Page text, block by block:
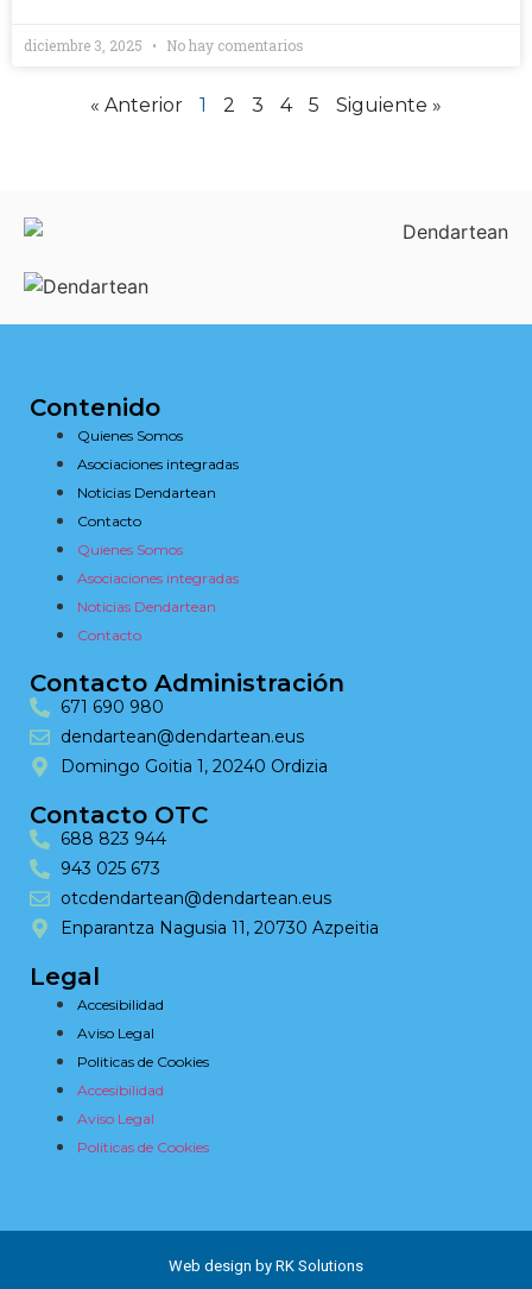
diciembre 3, 2025 No hay comentarios
« Anterior 1 2 3 4 5 Siguiente »
Contenido
Quienes Somos
Asociaciones integradas
Noticias Dendartean
Contacto
Quienes Somos
Asociaciones integradas
Noticias Dendartean
Contacto
Contacto Administración
671 690 980
dendartean@dendartean.eus
Domingo Goitia 1, 20240 Ordizia
Contacto OTC
688 823 944
943 025 673
otcdendartean@dendartean.eus
Enparantza Nagusia 11, 20730 Azpeitia
Legal
Accesibilidad
Aviso Legal
Politicas de Cookies
Accesibilidad
Aviso Legal
Politicas de Cookies
Web design by RK Solutions